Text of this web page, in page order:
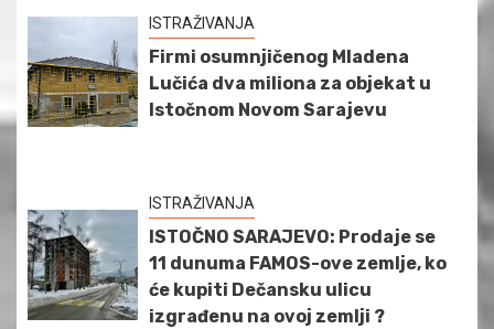
ISTRAŽIVANJA
Firmi osumnjičenog Mladena
Lučića dva miliona za objekat u
Istočnom Novom Sarajevu
ISTRAŽIVANJA
ISTOČNO SARAJEVO: Prodaje se
11 dunuma FAMOS-ove zemlje, ko
će kupiti Dečansku ulicu
izgrađenu na ovoj zemlji ?